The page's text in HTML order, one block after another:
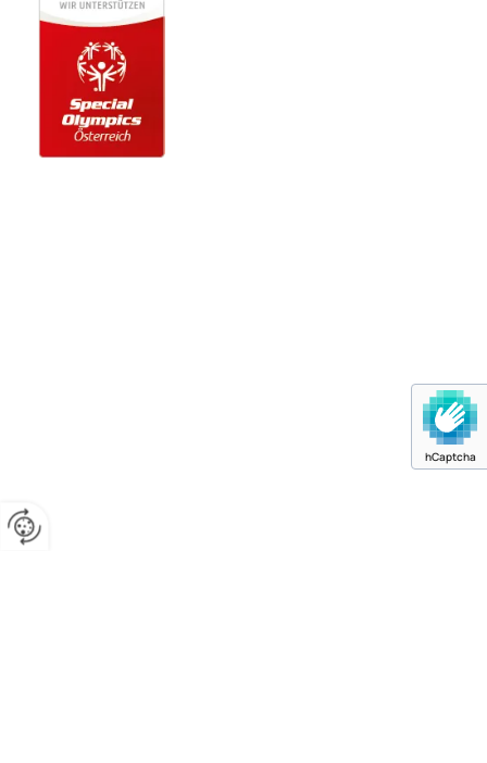
hCaptcha